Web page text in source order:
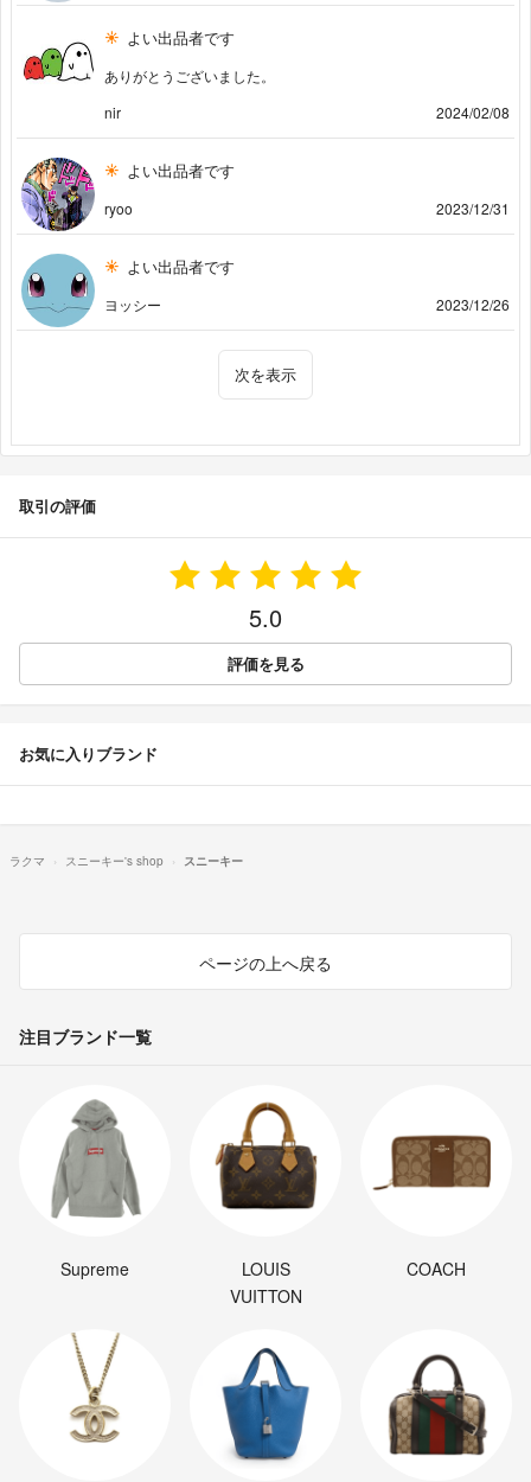
よい出品者です
ありがとうございました。
nir
2024/02/08
よい出品者です
ryoo 2023/12/31
よい出品者です
ヨッシー 2023/12/26
次を表示
取引の評価
5.0
評価を見る
お気に入りブランド
ラクマ スニーキー's shop スニーキー
ページの上へ戻る
注目ブランド一覧
Supreme
LOUIS
VUITTON
COACH